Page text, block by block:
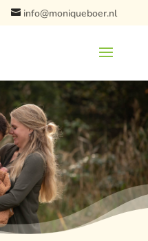
info@moniqueboer.nl